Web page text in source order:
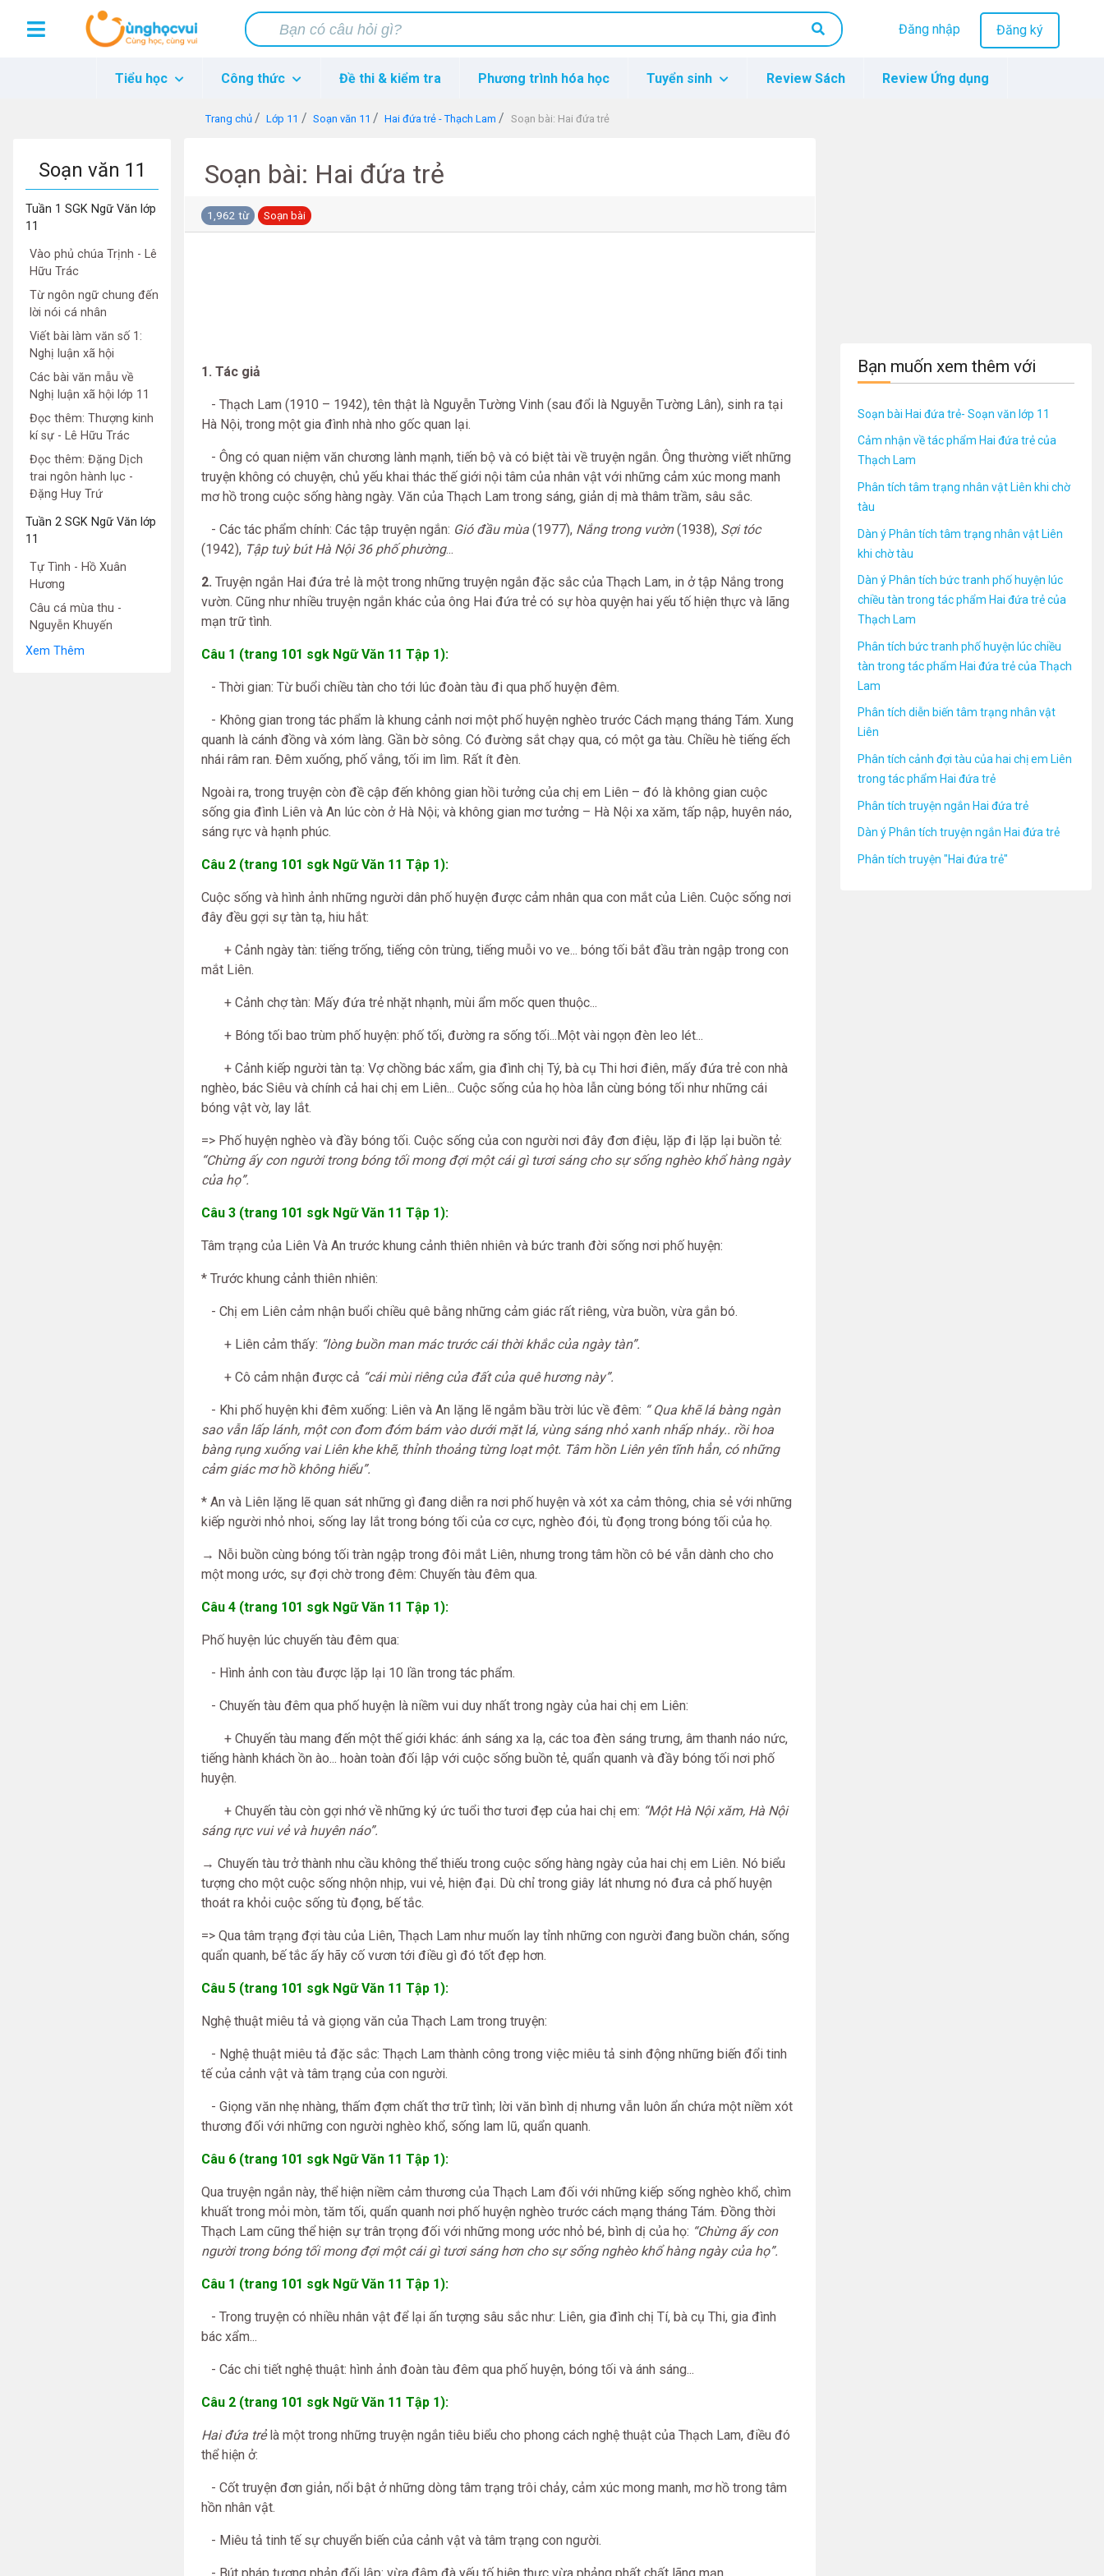
Đăng nhập Đăng ký
Tiểu học Công thức Đề thi & kiểm tra Phương trình hóa học Tuyển sinh Review Sách Review Ứng dụng
Trang chủ Lớp 11 Soạn văn 11 Hai đứa trẻ - Thạch Lam Soạn bài: Hai đứa trẻ
Soạn văn 11
Tuần 1 SGK Ngữ Văn lớp
11
Vào phủ chúa Trịnh - Lê
Hữu Trác
Từ ngôn ngữ chung đến
lời nói cá nhân
Viết bài làm văn số 1:
Nghị luận xã hội
Các bài văn mẫu về
Nghị luận xã hội lớp 11
Đọc thêm: Thượng kinh
kí sự - Lê Hữu Trác
Đọc thêm: Đặng Dịch
trai ngôn hành lục -
Đặng Huy Trứ
Tuần 2 SGK Ngữ Văn lớp
11
Tự Tình - Hồ Xuân
Hương
Câu cá mùa thu -
Nguyễn Khuyến
Xem Thêm
Soạn bài: Hai đứa trẻ
1,962 từ Soạn bài
1. Tác giả
- Thạch Lam (1910 – 1942), tên thật là Nguyễn Tường Vinh (sau đổi là Nguyễn Tường Lân), sinh ra tại
Hà Nội, trong một gia đình nhà nho gốc quan lại.
- Ông có quan niệm văn chương lành mạnh, tiến bộ và có biệt tài về truyện ngắn. Ông thường viết những
truyện không có chuyện, chủ yếu khai thác thế giới nội tâm của nhân vật với những cảm xúc mong manh
mơ hồ trong cuộc sống hàng ngày. Văn của Thạch Lam trong sáng, giản dị mà thâm trầm, sâu sắc.
- Các tác phẩm chính: Các tập truyện ngắn: Gió đầu mùa (1977), Nắng trong vườn(1938), Sợi tóc
(1942), Tập tuỳ bút Hà Nội 36 phố phường...
2. Truyện ngắn Hai đứa trẻ là một trong những truyện ngắn đặc sắc của Thạch Lam, in ở tập Nắng trong
vườn. Cũng như nhiều truyện ngắn khác của ông Hai đứa trẻ có sự hòa quyện hai yếu tố hiện thực và lãng
mạn trữ tình.
Câu 1 (trang 101 sgk Ngữ Văn 11 Tập 1):
- Thời gian: Từ buổi chiều tàn cho tới lúc đoàn tàu đi qua phố huyện đêm.
- Không gian trong tác phẩm là khung cảnh nơi một phố huyện nghèo trước Cách mạng tháng Tám. Xung
quanh là cánh đồng và xóm làng. Gần bờ sông. Có đường sắt chạy qua, có một ga tàu. Chiều hè tiếng ếch
nhái râm ran. Đêm xuống, phố vắng, tối im lìm. Rất ít đèn.
Ngoài ra, trong truyện còn đề cập đến không gian hồi tưởng của chị em Liên – đó là không gian cuộc
sống gia đình Liên và An lúc còn ở Hà Nội; và không gian mơ tưởng – Hà Nội xa xăm, tấp nập, huyên náo,
sáng rực và hạnh phúc.
Câu 2 (trang 101 sgk Ngữ Văn 11 Tập 1):
Cuộc sống và hình ảnh những người dân phố huyện được cảm nhân qua con mắt của Liên. Cuộc sống nơi
đây đều gợi sự tàn tạ, hiu hắt:
+ Cảnh ngày tàn: tiếng trống, tiếng côn trùng, tiếng muỗi vo ve... bóng tối bắt đầu tràn ngập trong con
mắt Liên.
+ Cảnh chợ tàn: Mấy đứa trẻ nhặt nhạnh, mùi ẩm mốc quen thuộc...
+ Bóng tối bao trùm phố huyện: phố tối, đường ra sống tối...Một vài ngọn đèn leo lét...
+ Cảnh kiếp người tàn tạ: Vợ chồng bác xẩm, gia đình chị Tý, bà cụ Thi hơi điên, mấy đứa trẻ con nhà
nghèo, bác Siêu và chính cả hai chị em Liên... Cuộc sống của họ hòa lẫn cùng bóng tối như những cái
bóng vật vờ, lay lắt.
=> Phố huyện nghèo và đầy bóng tối. Cuộc sống của con người nơi đây đơn điệu, lặp đi lặp lại buồn tẻ:
“Chừng ấy con người trong bóng tối mong đợi một cái gì tươi sáng cho sự sống nghèo khổ hàng ngày
của họ”.
Câu 3 (trang 101 sgk Ngữ Văn 11 Tập 1):
Tâm trạng của Liên Và An trước khung cảnh thiên nhiên và bức tranh đời sống nơi phố huyện:
* Trước khung cảnh thiên nhiên:
- Chị em Liên cảm nhận buổi chiều quê bằng những cảm giác rất riêng, vừa buồn, vừa gắn bó.
+ Liên cảm thấy: “lòng buồn man mác trước cái thời khắc của ngày tàn”.
+ Cô cảm nhận được cả “cái mùi riêng của đất của quê hương này”.
- Khi phố huyện khi đêm xuống: Liên và An lặng lẽ ngắm bầu trời lúc về đêm: “ Qua khẽ lá bàng ngàn
sao vẫn lấp lánh, một con đom đóm bám vào dưới mặt lá, vùng sáng nhỏ xanh nhấp nháy.. rồi hoa
bàng rụng xuống vai Liên khe khẽ, thỉnh thoảng từng loạt một. Tâm hồn Liên yên tĩnh hẳn, có những
cảm giác mơ hồ không hiểu”.
* An và Liên lặng lẽ quan sát những gì đang diễn ra nơi phố huyện và xót xa cảm thông, chia sẻ với những
kiếp người nhỏ nhoi, sống lay lắt trong bóng tối của cơ cực, nghèo đói, tù đọng trong bóng tối của họ.
→ Nỗi buồn cùng bóng tối tràn ngập trong đôi mắt Liên, nhưng trong tâm hồn cô bé vẫn dành cho cho
một mong ước, sự đợi chờ trong đêm: Chuyến tàu đêm qua.
Câu 4 (trang 101 sgk Ngữ Văn 11 Tập 1):
Phố huyện lúc chuyến tàu đêm qua:
- Hình ảnh con tàu được lặp lại 10 lần trong tác phẩm.
- Chuyến tàu đêm qua phố huyện là niềm vui duy nhất trong ngày của hai chị em Liên:
+ Chuyến tàu mang đến một thế giới khác: ánh sáng xa lạ, các toa đèn sáng trưng, âm thanh náo nức,
tiếng hành khách ồn ào... hoàn toàn đối lập với cuộc sống buồn tẻ, quẩn quanh và đầy bóng tối nơi phố
huyện.
+ Chuyến tàu còn gợi nhớ về những ký ức tuổi thơ tươi đẹp của hai chị em: “Một Hà Nội xăm, Hà Nội
sáng rực vui vẻ và huyên náo”.
→ Chuyến tàu trở thành nhu cầu không thể thiếu trong cuộc sống hàng ngày của hai chị em Liên. Nó biểu
tượng cho một cuộc sống nhộn nhịp, vui vẻ, hiện đại. Dù chỉ trong giây lát nhưng nó đưa cả phố huyện
thoát ra khỏi cuộc sống tù đọng, bế tắc.
=> Qua tâm trạng đợi tàu của Liên, Thạch Lam như muốn lay tỉnh những con người đang buồn chán, sống
quẩn quanh, bế tắc ấy hãy cố vươn tới điều gì đó tốt đẹp hơn.
Câu 5 (trang 101 sgk Ngữ Văn 11 Tập 1):
Nghệ thuật miêu tả và giọng văn của Thạch Lam trong truyện:
- Nghệ thuật miêu tả đặc sắc: Thạch Lam thành công trong việc miêu tả sinh động những biến đổi tinh
tế của cảnh vật và tâm trạng của con người.
- Giọng văn nhẹ nhàng, thấm đợm chất thơ trữ tình; lời văn bình dị nhưng vẫn luôn ẩn chứa một niềm xót
thương đối với những con người nghèo khổ, sống lam lũ, quẩn quanh.
Câu 6 (trang 101 sgk Ngữ Văn 11 Tập 1):
Qua truyện ngắn này, thể hiện niềm cảm thương của Thạch Lam đối với những kiếp sống nghèo khổ, chìm
khuất trong mỏi mòn, tăm tối, quẩn quanh nơi phố huyện nghèo trước cách mạng tháng Tám. Đồng thời
Thạch Lam cũng thể hiện sự trân trọng đối với những mong ước nhỏ bé, bình dị của họ: “Chừng ấy con
người trong bóng tối mong đợi một cái gì tươi sáng hơn cho sự sống nghèo khổ hàng ngày của họ”.
Câu 1 (trang 101 sgk Ngữ Văn 11 Tập 1):
- Trong truyện có nhiều nhân vật để lại ấn tượng sâu sắc như: Liên, gia đình chị Tí, bà cụ Thi, gia đình
bác xẩm...
- Các chi tiết nghệ thuật: hình ảnh đoàn tàu đêm qua phố huyện, bóng tối và ánh sáng...
Câu 2 (trang 101 sgk Ngữ Văn 11 Tập 1):
Hai đứa trẻlà một trong những truyện ngắn tiêu biểu cho phong cách nghệ thuật của Thạch Lam, điều đó
thể hiện ở:
- Cốt truyện đơn giản, nổi bật ở những dòng tâm trạng trôi chảy, cảm xúc mong manh, mơ hồ trong tâm
hồn nhân vật.
- Miêu tả tinh tế sự chuyển biến của cảnh vật và tâm trạng con người.
Bạn muốn xem thêm với
Soạn bài Hai đứa trẻ- Soạn văn lớp 11
Cảm nhận về tác phẩm Hai đứa trẻ của
Thạch Lam
Phân tích tâm trạng nhân vật Liên khi chờ
tàu
Dàn ý Phân tích tâm trạng nhân vật Liên
khi chờ tàu
Dàn ý Phân tích bức tranh phố huyện lúc
chiều tàn trong tác phẩm Hai đứa trẻ của
Thạch Lam
Phân tích bức tranh phố huyện lúc chiều
tàn trong tác phẩm Hai đứa trẻ của Thạch
Lam
Phân tích diễn biến tâm trạng nhân vật
Liên
Phân tích cảnh đợi tàu của hai chị em Liên
trong tác phẩm Hai đứa trẻ
Phân tích truyện ngắn Hai đứa trẻ
Dàn ý Phân tích truyện ngắn Hai đứa trẻ
Phân tích truyện "Hai đứa trẻ"